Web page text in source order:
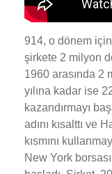
914, o dönem
şirkete 2 milyon
1960 arasında 2
yılına kadar ise
kazandırmayı
adını kısalttı ve
kısmını
New York